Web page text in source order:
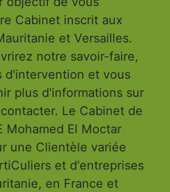
Cabinet inscrit aux
et Versailles.
notre savoir-faire,
d'intervention et vous
plus d'informations sur
Le Cabinet de
Mohamed El Moctar
une Clientèle variée
et d'entreprises
en France et